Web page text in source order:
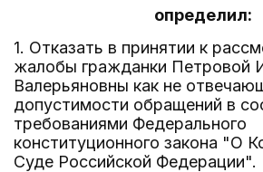
определил:
1. Отказать в принятии к
жалобы гражданки Петровой
Валерьяновны как не
допустимости обращений в
требованиями Федерального
конституционного закона "О
Суде Российской Федерации".